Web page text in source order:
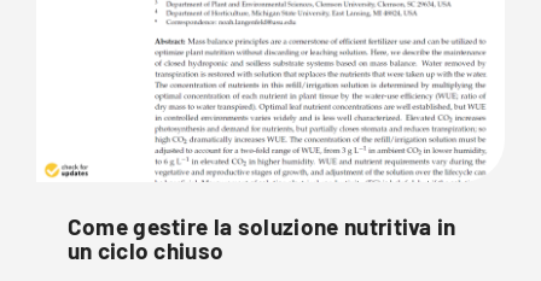
Come gestire la soluzione nutritiva in
un ciclo chiuso